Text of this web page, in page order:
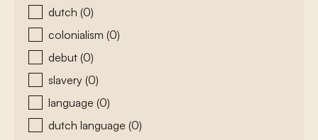
dutch (0)
colonialism (0)
debut (0)
slavery (0)
language (0)
dutch language (0)